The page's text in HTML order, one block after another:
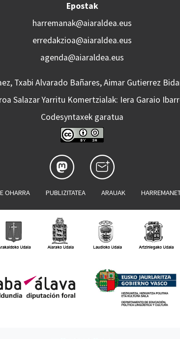
Epostak
harremanak@aiaraldea.eus
erredakzioa@aiaraldea.eus
agenda@aiaraldea.eus
Txabi Alvarado Bañares, Aimar Gutierrez
Salazar Yarritu Komertzialak: Iera Garaio
Codesyntaxek garatua
OHARRA PUBLIZITATEA ARAUAK